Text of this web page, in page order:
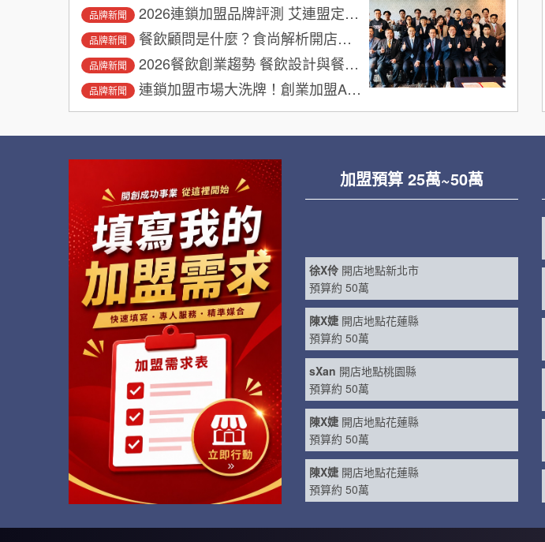
品牌新聞 2026連鎖加盟品牌評測 艾連盟定義創業加盟新標準
品牌新聞 餐飲顧問是什麼？食尚解析開店成功關鍵
品牌新聞 2026餐飲創業趨勢 餐飲設計與餐飲規劃成關鍵
品牌新聞 連鎖加盟市場大洗牌！創業加盟AI逆襲攻略
加盟預算 25萬~50萬
徐X伶開店地點新北市
預算約 50萬
陳X婕開店地點花蓮縣
預算約 50萬
sXan開店地點桃園縣
預算約 50萬
陳X婕開店地點花蓮縣
預算約 50萬
陳X婕開店地點花蓮縣
預算約 50萬